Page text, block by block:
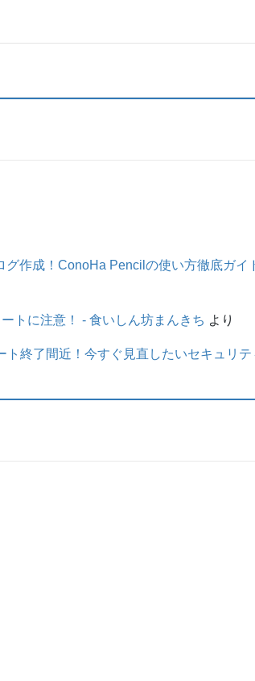
グ作成！ConoHa Pencilの使い方徹底ガイ
トに注意！ - 食いしん坊まんきち より
ト終了間近！今すぐ見直したいセキュリテ